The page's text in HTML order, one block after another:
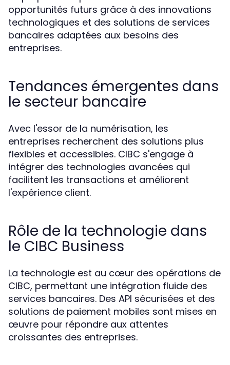
opportunités futurs grâce à des innovations
technologiques et des solutions de services
bancaires adaptées aux besoins des
entreprises.
Tendances émergentes dans
le secteur bancaire
Avec l'essor de la numérisation, les
entreprises recherchent des solutions plus
flexibles et accessibles. CIBC s'engage à
intégrer des technologies avancées qui
facilitent les transactions et améliorent
l'expérience client.
Rôle de la technologie dans
le CIBC Business
La technologie est au cœur des opérations de
CIBC, permettant une intégration fluide des
services bancaires. Des API sécurisées et des
solutions de paiement mobiles sont mises en
œuvre pour répondre aux attentes
croissantes des entreprises.